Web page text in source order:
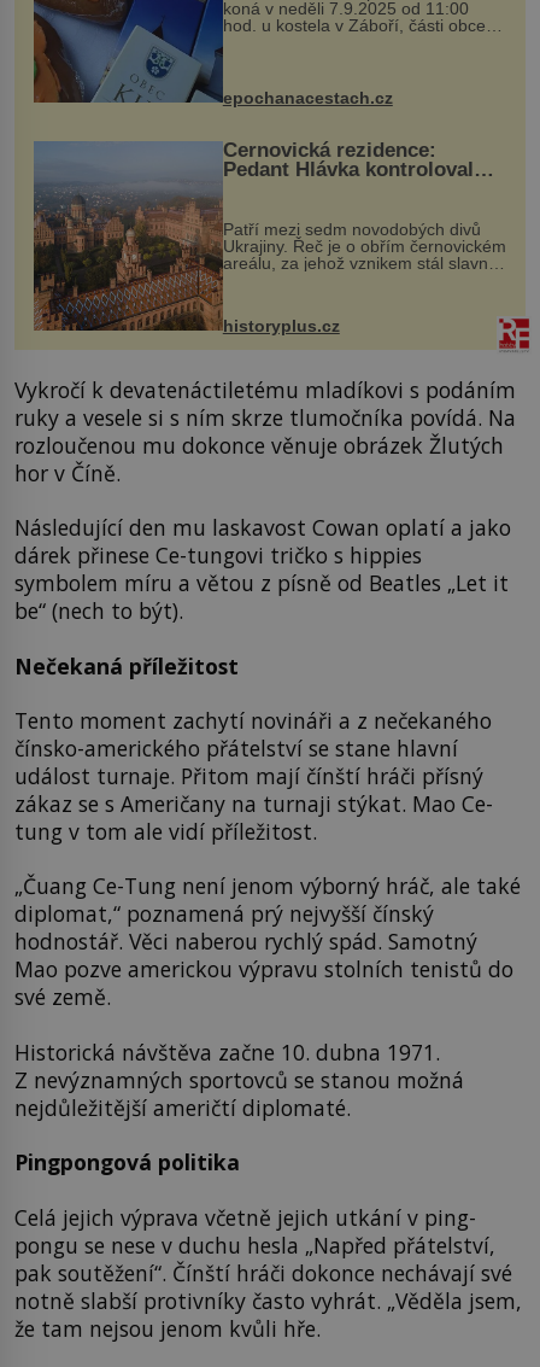
koná v neděli 7.9.2025 od 11:00
hod. u kostela v Záboří, části obce
Kly u Mělníka. V programu naleznete
komentovanou prohlídku kostela,
epochanacestach.cz
Černovická rezidence:
Pedant Hlávka kontroloval
Patří mezi sedm novodobých divů
Ukrajiny. Řeč je o obřím černovickém
areálu, za jehož vznikem stál slavný
český architekt Josef Hlávka. Ten si
na něm dal mimořádně záležet. Jeho
historyplus.cz
Vykročí k devatenáctiletému mladíkovi s podáním
ruky a vesele si s ním skrze tlumočníka povídá. Na
rozloučenou mu dokonce věnuje obrázek Žlutých
hor v Číně.
Následující den mu laskavost Cowan oplatí a jako
dárek přinese Ce-tungovi tričko s hippies
symbolem míru a větou z písně od Beatles „Let it
be“ (nech to být).
Nečekaná příležitost
Tento moment zachytí novináři a z nečekaného
čínsko-amerického přátelství se stane hlavní
událost turnaje. Přitom mají čínští hráči přísný
zákaz se s Američany na turnaji stýkat. Mao Ce-
tung v tom ale vidí příležitost.
„Čuang Ce-Tung není jenom výborný hráč, ale také
diplomat,“ poznamená prý nejvyšší čínský
hodnostář. Věci naberou rychlý spád. Samotný
Mao pozve americkou výpravu stolních tenistů do
své země.
Historická návštěva začne 10. dubna 1971.
Z nevýznamných sportovců se stanou možná
nejdůležitější američtí diplomaté.
Pingpongová politika
Celá jejich výprava včetně jejich utkání v ping-
pongu se nese v duchu hesla „Napřed přátelství,
pak soutěžení“. Čínští hráči dokonce nechávají své
notně slabší protivníky často vyhrát. „Věděla jsem,
že tam nejsou jenom kvůli hře.